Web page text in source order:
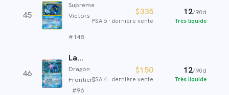
45
Supreme
Victors
·
#148
$335
PSA 6 · dernière vente
12/90d
Très liquide
46
Latios ex δ
Dragon
Frontiers
· #96
$150
PSA 4· dernière vente
12/90d
Très liquide